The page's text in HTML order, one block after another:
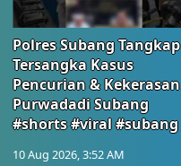
Polres Subang Tangkap
Tersangka Kasus
Pencurian & Kekerasan
Purwadadi Subang
#shorts #viral #subang
10 Aug 2026, 3:52 AM